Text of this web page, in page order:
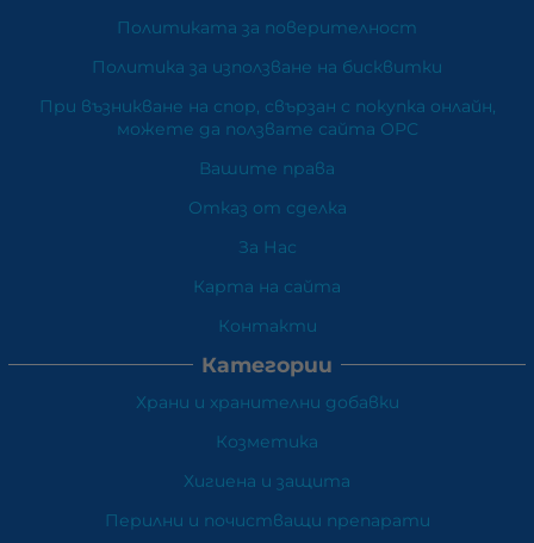
Политиката за поверителност
Политика за използване на бисквитки
При възникване на спор, свързан с покупка онлайн,
можете да ползвате сайта ОРС
Вашите права
Отказ от сделка
За Нас
Карта на сайта
Контакти
Категории
Храни и хранителни добавки
Козметика
Хигиена и защита
Перилни и почистващи препарати